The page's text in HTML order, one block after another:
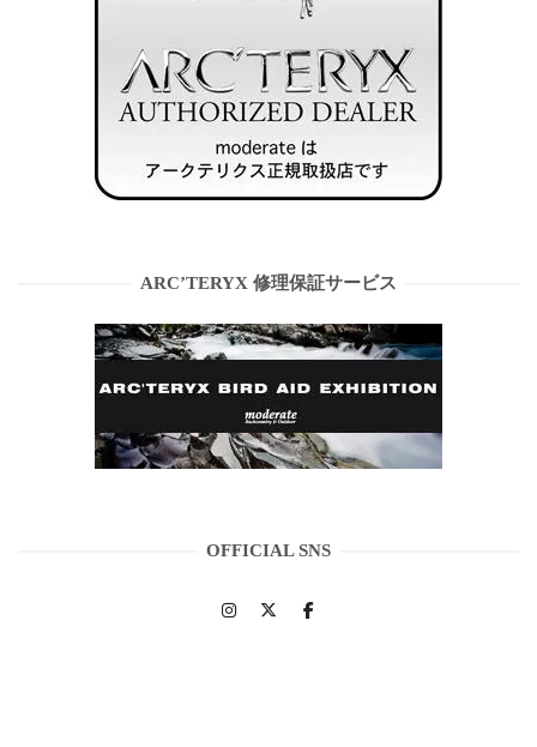
ARC’TERYX 修理保証サービス
OFFICIAL SNS